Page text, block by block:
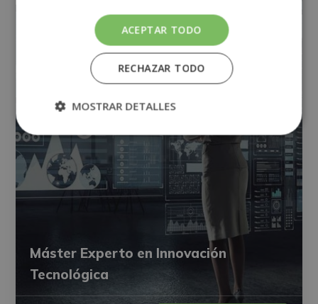
Máster Experto en Innovación
Tecnológica
ACEPTAR TODO
RECHAZAR TODO
MOSTRAR DETALLES